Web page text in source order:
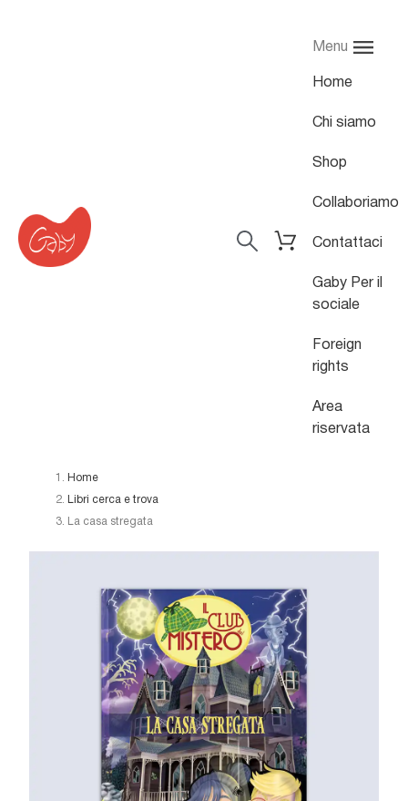
Menu
Home
Chi siamo
Shop
Collaboriamo
Contattaci
Gaby Per il
sociale
Foreign
rights
Area
riservata
Home
Libri cerca e trova
La casa stregata